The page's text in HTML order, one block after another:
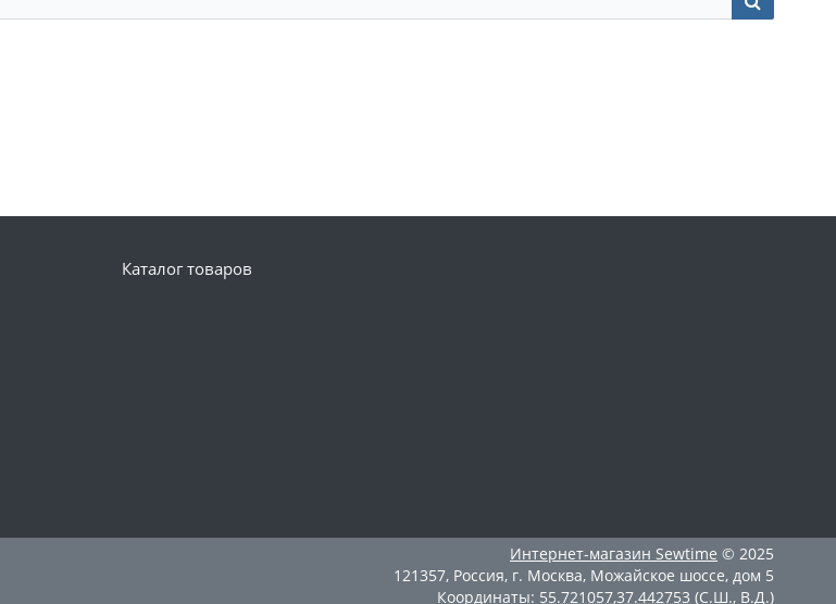
Каталог товаров
Интернет-магазин Sewtime © 2025
121357, Россия, г. Москва, Можайское шоссе, дом 5
Координаты: 55.721057,37.442753 (С.Ш., В.Д.)